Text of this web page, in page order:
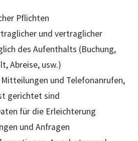
Pflichten
und vertraglicher
des Aufenthalts (Buchung,
Abreise, usw.)
und Telefonanrufen,
gerichtet sind
für die Erleichterung
und Anfragen